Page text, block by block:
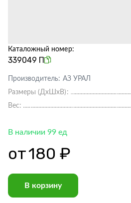
Каталожный номер:
339049 П
Производитель: АЗ УРАЛ
Размеры (ДхШхВ):
Вес:
В наличии 99 ед
от180 ₽
В корзину